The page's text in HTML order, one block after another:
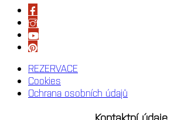
REZERVACE
Cookies
Ochrana osobních údajů
Kontaktní údaje